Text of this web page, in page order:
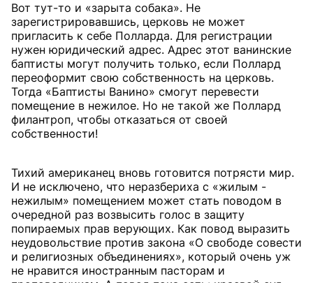
Вот тут-то и «зарыта собака». Не
зарегистрировавшись, церковь не может
пригласить к себе Полларда. Для регистрации
нужен юридический адрес. Адрес этот ванинские
баптисты могут получить только, если Поллард
переоформит свою собственность на церковь.
Тогда «Баптисты Ванино» смогут перевести
помещение в нежилое. Но не такой же Поллард
филантроп, чтобы отказаться от своей
собственности!
Тихий американец вновь готовится потрясти мир.
И не исключено, что неразбериха с «жилым -
нежилым» помещением может стать поводом в
очередной раз возвысить голос в защиту
попираемых прав верующих. Как повод выразить
неудовольствие против закона «О свободе совести
и религиозных объединениях», который очень уж
не нравится иностранным пасторам и